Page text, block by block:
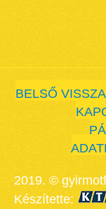
BELSŐ
2019. ©
Készítette: